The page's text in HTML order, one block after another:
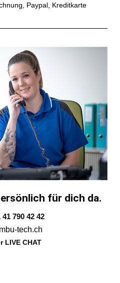
Paypal, Kreditkarte
für dich da.
41 790 42 42
tech.ch
LIVE CHAT